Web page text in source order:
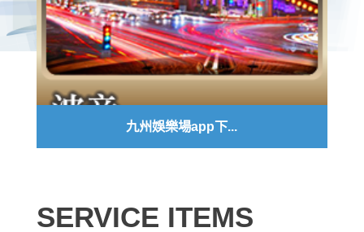
九州娛樂場app下...
SERVICE ITEMS